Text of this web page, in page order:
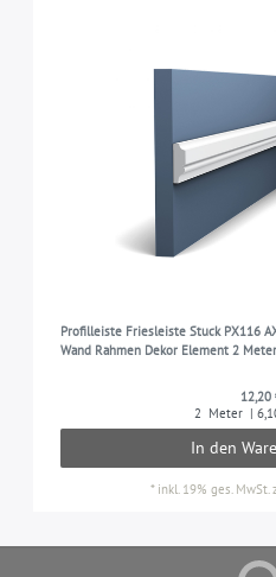
Profilleiste Friesleiste Stuck PX116
Wand Rahmen Dekor Element 2 Meter
12,20
2 Meter |
In den
* inkl. 19% ges. MwSt.